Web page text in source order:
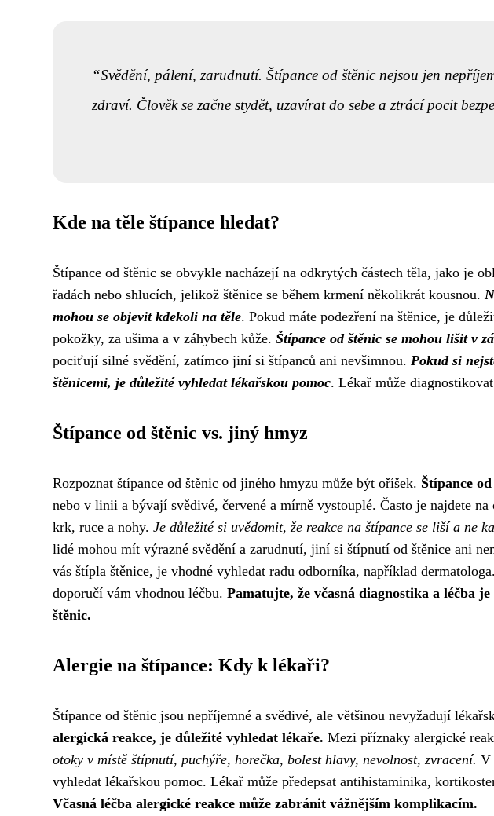
Svědění, pálení, zarudnutí. Štípance od štěnic nejsou jen
zdraví. Člověk se začne stydět, uzavírat do sebe a ztrácí pocit
Kde na těle štípance hledat?
Štípance od štěnic se obvykle nacházejí na odkrytých částech těla, jako je
řadách nebo shlucích, jelikož štěnice se během krmení několikrát kousnou.
mohou se objevit kdekoli na těle. Pokud máte podezření na štěnice, je
pokožky, za ušima a v záhybech kůže. Štípance od štěnic se mohou lišit v
pociťují silné svědění, zatímco jiní si štípanců ani nevšimnou. Pokud si
štěnicemi, je důležité vyhledat lékařskou pomoc. Lékař může
Štípance od štěnic vs. jiný hmyz
Rozpoznat štípance od štěnic od jiného hmyzu může být oříšek. Štípance
nebo v linii a bývají svědivé, červené a mírně vystouplé. Často je najdete
krk, ruce a nohy. Je důležité si uvědomit, že reakce na štípance se liší a ne
lidé mohou mít výrazné svědění a zarudnutí, jiní si štípnutí od štěnice ani
vás štípla štěnice, je vhodné vyhledat radu odborníka, například
doporučí vám vhodnou léčbu. Pamatujte, že včasná diagnostika a léčba
štěnic.
Alergie na štípance: Kdy k lékaři?
Štípance od štěnic jsou nepříjemné a svědivé, ale většinou nevyžadují
alergická reakce, je důležité vyhledat lékaře. Mezi příznaky alergické
otoky v místě štípnutí, puchýře, horečka, bolest hlavy, nevolnost, zvracení. V
vyhledat lékařskou pomoc. Lékař může předepsat antihistaminika,
Včasná léčba alergické reakce může zabránit vážnějším komplikacím.